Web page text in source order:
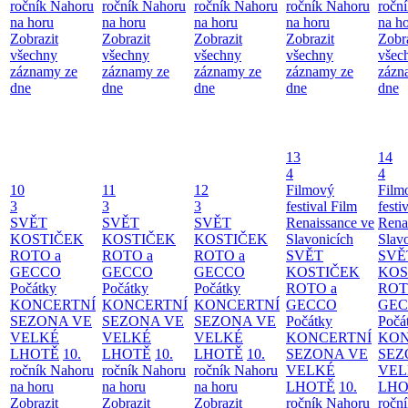
ročník Nahoru
na horu
Zobrazit
všechny
záznamy ze
dne
ročník Nahoru
na horu
Zobrazit
všechny
záznamy ze
dne
ročník Nahoru
na horu
Zobrazit
všechny
záznamy ze
dne
ročník Nahoru
na horu
Zobrazit
všechny
záznamy ze
dne
na
dne
10
3
SVĚT
KOSTIČEK
ROTO a
GECCO
Počátky
KONCERTNÍ
SEZONA VE
VELKÉ
LHOTĚ 10.
ročník Nahoru
na horu
Zobrazit
11
3
SVĚT
KOSTIČEK
ROTO a
GECCO
Počátky
KONCERTNÍ
SEZONA VE
VELKÉ
LHOTĚ 10.
ročník Nahoru
na horu
Zobrazit
12
3
SVĚT
KOSTIČEK
ROTO a
GECCO
Počátky
KONCERTNÍ
SEZONA VE
VELKÉ
LHOTĚ 10.
ročník Nahoru
na horu
Zobrazit
13
4
Filmový
festival Film
Renaissance ve
Slavonicích
SVĚT
KOSTIČEK
ROTO a
GECCO
Počátky
KONCERTNÍ
SEZONA VE
VELKÉ
LHOTĚ 10.
ročník Nahoru
14
4